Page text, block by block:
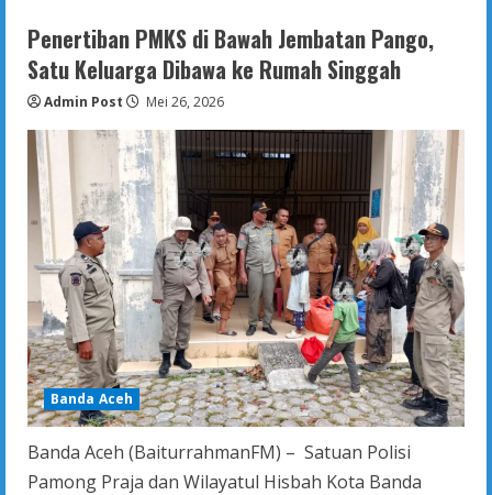
Serahkan
Sapi
Kurban
Presiden
Ke
Kecamatan
Penertiban PMKS di Bawah Jembatan Pango,
Satu Keluarga Dibawa ke Rumah Singgah
Admin Post Mei 26, 2026
Banda Aceh
Banda Aceh (BaiturrahmanFM) – Satuan Polisi
Pamong Praja dan Wilayatul Hisbah Kota Banda